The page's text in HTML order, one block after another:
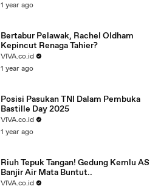
1 year ago
Bertabur Pelawak, Rachel Oldham
Kepincut Renaga Tahier?
VIVA.co.id
1 year ago
Posisi Pasukan TNI Dalam Pembuka
Bastille Day 2025
VIVA.co.id
1 year ago
Riuh Tepuk Tangan! Gedung Kemlu AS
Banjir Air Mata Buntut..
VIVA.co.id